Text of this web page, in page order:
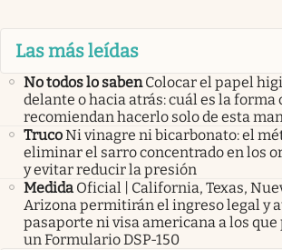
Las más leídas
No todos lo saben Colocar el papel
delante o hacia atrás: cuál es la forma
recomiendan hacerlo solo de esta
TrucoNi vinagre ni bicarbonato: el
eliminar el sarro concentrado en los
y evitar reducir la presión
Medida Oficial | California, Texas,
Arizona permitirán el ingreso legal y
pasaporte ni visa americana a los
un Formulario DSP-150